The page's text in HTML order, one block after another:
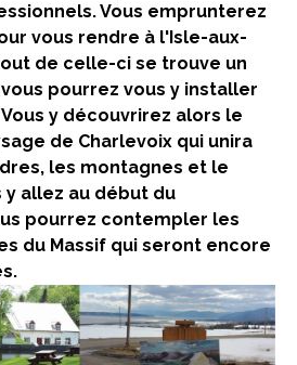
Vous emprunterez
vous rendre à l'Isle-aux-
de celle-ci se trouve un
pourrez vous y installer
y découvrirez alors le
de Charlevoix qui unira
, les montagnes et le
y allez au début du
pourrez contempler les
du Massif qui seront encore